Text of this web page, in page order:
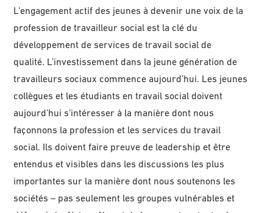
L’engagement actif des jeunes à devenir une voix de la
profession de travailleur social est la clé du
développement de services de travail social de
qualité. L’investissement dans la jeune génération de
travailleurs sociaux commence aujourd’hui. Les jeunes
collègues et les étudiants en travail social doivent
aujourd’hui s’intéresser à la manière dont nous
façonnons la profession et les services du travail
social. Ils doivent faire preuve de leadership et être
entendus et visibles dans les discussions les plus
importantes sur la manière dont nous soutenons les
sociétés – pas seulement les groupes vulnérables et